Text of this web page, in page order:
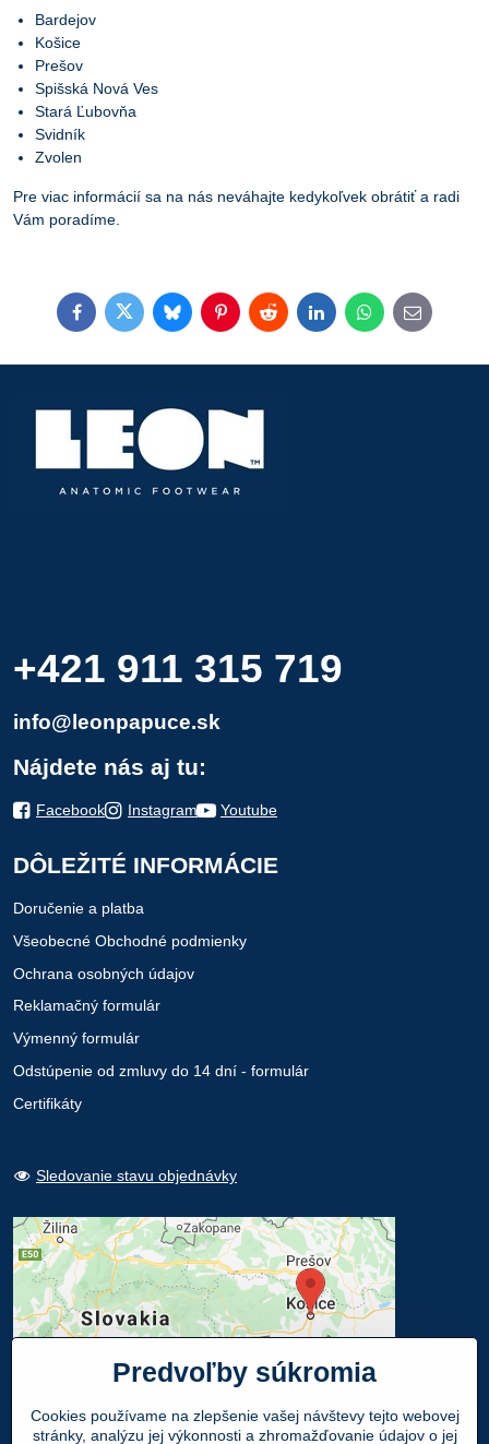
Bardejov
Košice
Prešov
Spišská Nová Ves
Stará Ľubovňa
Svidník
Zvolen
Pre viac informácií sa na nás neváhajte kedykoľvek obrátiť a radi
Vám poradíme.
FacebookTwitterBlueskyPinterestRedditLinkedInWhatsApp
E-
mail
+421 911 315 719
info@leonpapuce.sk
Nájdete nás aj tu:
Facebook Instagram Youtube
DÔLEŽITÉ INFORMÁCIE
Doručenie a platba
Všeobecné Obchodné podmienky
Ochrana osobných údajov
Reklamačný formulár
Výmenný formulár
Odstúpenie od zmluvy do 14 dní - formulár
Certifikáty
Sledovanie stavu objednávky
Predvoľby súkromia
Cookies používame na zlepšenie vašej návštevy tejto webovej
stránky, analýzu jej výkonnosti a zhromažďovanie údajov o jej